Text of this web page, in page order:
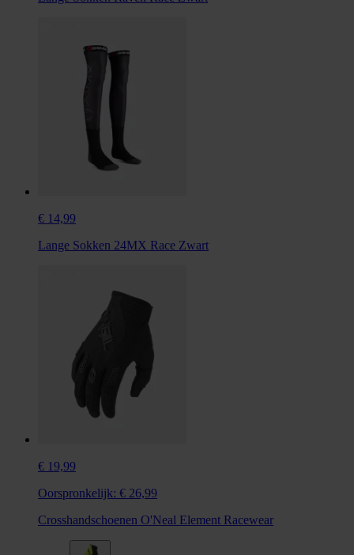
€ 14,99
Lange Sokken 24MX Race Zwart
€ 19,99
Oorspronkelijk: € 26,99
Crosshandschoenen O'Neal Element Racewear